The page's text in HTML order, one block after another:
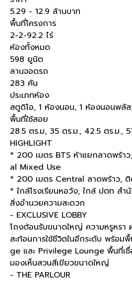
5.29 - 12.9 ล้านบาท
พื้นที่โครงการ
2-2-92.2 ไร่
ห้องทั้งหมด
598 ยูนิต
ลานจอดรถ
283 คัน
ประเภทห้อง
สตูดิโอ, 1 ห้องนอน, 1 ห้องนอนพลั
พื้นที่ใช้สอย
28.5 ตร.ม, 35 ตร.ม., 42.5 ตร.ม.,
HIGHLIGHT
* 200 เมตร BTS ห้าแยกลาดพร้า
al Mixed Use
* 200 เมตร Central ลาดพร้าว,
* ใกล้โรงเรียนหอวัง, ใกล้ ปตท สำ
สิ่งอำนวยความสะดวก
- EXCLUSIVE LOBBY
โถงต้อนรับขนาดใหญ่ ความหรูหรา
สะท้อนการใช้ชีวิตในอีกระดับ พร้อม
ge และ Privilege Lounge พื้นที่เ
มองเห็นสวนสีเขียวขนาดใหญ่
- THE PARLOUR